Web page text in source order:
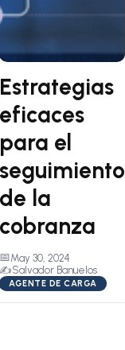
📅May 30, 2024
✍️Salvador Banuelos
AGENTE DE CARGA
Estrategias
eficaces
para el
seguimiento
de la
cobranza